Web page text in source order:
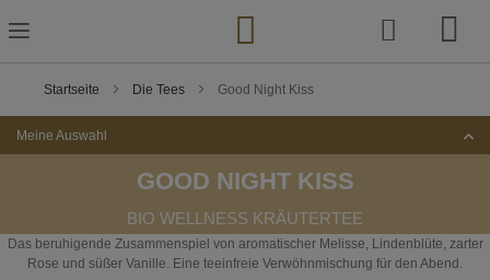
Inhalt
springen
Startseite Die Tees Good Night Kiss
Meine Auswahl
GOOD NIGHT KISS
BIO WELLNESS KRÄUTERTEE
Das beruhigende Zusammenspiel von aromatischer Melisse, Lindenblüte, zarter
Rose und süßer Vanille. Eine teeinfreie Verwöhnmischung für den Abend.